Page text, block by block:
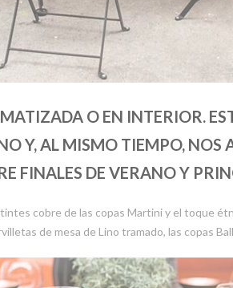
O EN INTERIOR.
Y, AL MISMO TIEMPO, NOS
FINALES DE VERANO Y
cobre de las copas Martini y el toque
de mesa de Lino tramado, las copas